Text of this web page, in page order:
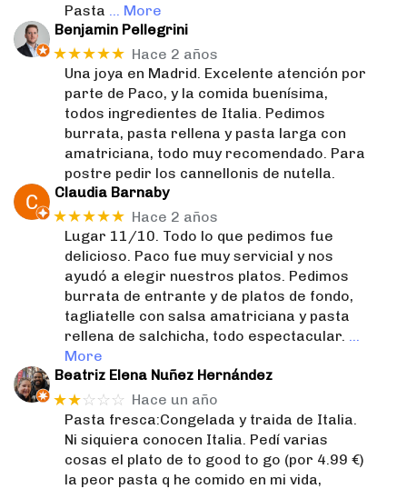
Pasta
… More
Benjamin Pellegrini
★★★★★ Hace 2 años
Una joya en Madrid. Excelente atención por
parte de Paco, y la comida buenísima,
todos ingredientes de Italia. Pedimos
burrata, pasta rellena y pasta larga con
amatriciana, todo muy recomendado. Para
postre pedir los cannellonis de nutella.
Claudia Barnaby
★★★★★ Hace 2 años
Lugar 11/10. Todo lo que pedimos fue
delicioso. Paco fue muy servicial y nos
ayudó a elegir nuestros platos. Pedimos
burrata de entrante y de platos de fondo,
tagliatelle con salsa amatriciana y pasta
rellena de salchicha, todo espectacular. …
More
Beatriz Elena Nuñez Hernández
★★☆☆☆ Hace un año
Pasta fresca:Congelada y traida de Italia.
Ni siquiera conocen Italia. Pedí varias
cosas el plato de to good to go (por 4.99 €)
la peor pasta q he comido en mi vida,